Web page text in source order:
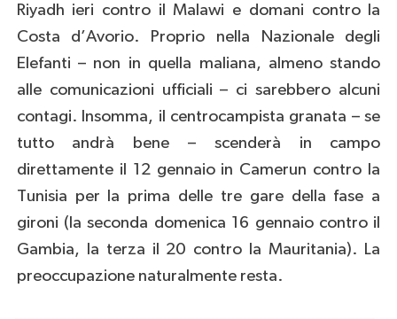
Riyadh ieri contro il Malawi e domani contro la
Costa d’Avorio. Proprio nella Nazionale degli
Elefanti – non in quella maliana, almeno stando
alle comunicazioni ufficiali – ci sarebbero alcuni
contagi. Insomma, il centrocampista granata – se
tutto andrà bene – scenderà in campo
direttamente il 12 gennaio in Camerun contro la
Tunisia per la prima delle tre gare della fase a
gironi (la seconda domenica 16 gennaio contro il
Gambia, la terza il 20 contro la Mauritania). La
preoccupazione naturalmente resta.